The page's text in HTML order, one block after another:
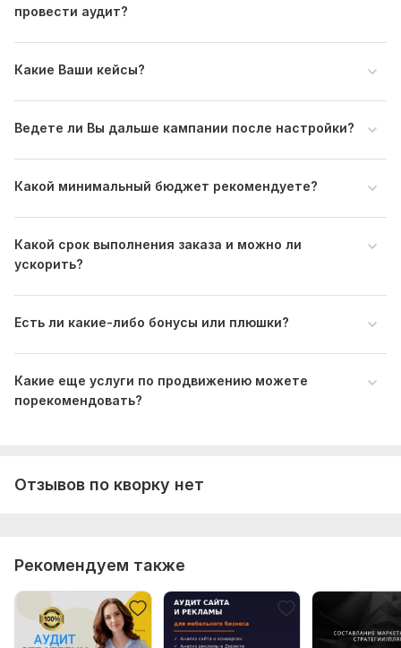
карточках (у меня много карточек кворков)
ВАЖНО!!! СМОТРИТЕ КЕЙС 13.jpg
ВАЖНО!!! СМОТРИТЕ КЕЙС 20.jpg
ВАЖНО!!! СМОТРИТЕ КЕЙС 19.jpg
Тип: Создание и настройка
провести аудит?
Какие Ваши кейсы?
Ведете ли Вы дальше кампании после настройки?
Какой минимальный бюджет рекомендуете?
Какой срок выполнения заказа и можно ли
ускорить?
Есть ли какие-либо бонусы или плюшки?
Какие еще услуги по продвижению можете
порекомендовать?
Отзывов по кворку нет
Рекомендуем также